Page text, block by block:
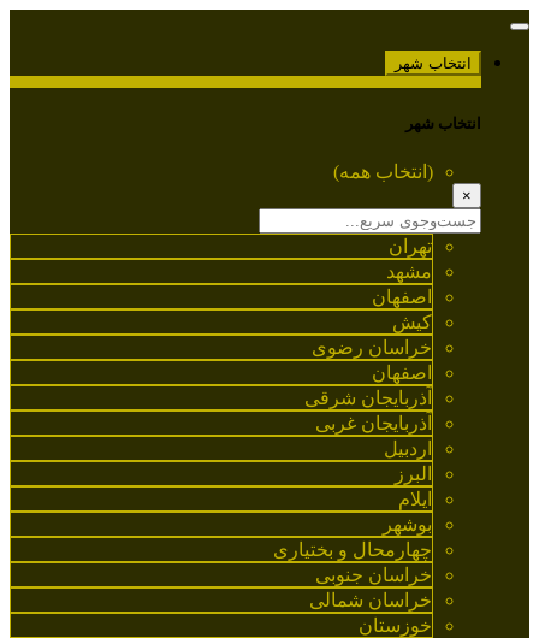
انتخاب شهر
انتخاب شهر
(انتخاب همه)
×
تهران
مشهد
اصفهان
کیش
خراسان رضوی
اصفهان
آذربایجان شرقی
آذربایجان غربی
اردبیل
البرز
ایلام
بوشهر
چهارمحال و بختیاری
خراسان جنوبی
خراسان شمالی
خوزستان